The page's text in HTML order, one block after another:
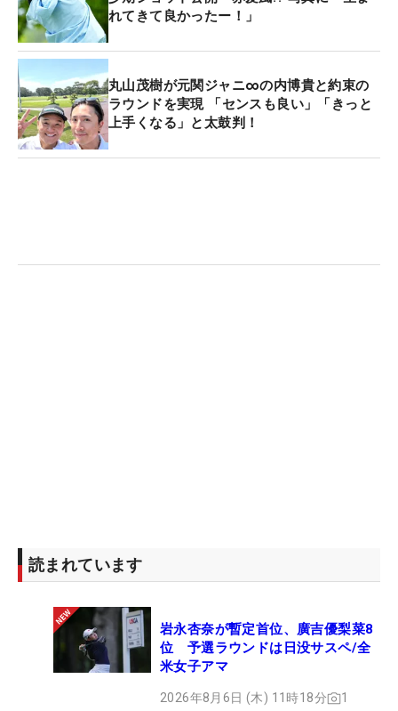
れてきて良かったー！」
丸山茂樹が元関ジャニ∞の内博貴と約束の
ラウンドを実現 「センスも良い」「きっと
上手くなる」と太鼓判！
読まれています
岩永杏奈が暫定首位、廣吉優梨菜8
位 予選ラウンドは日没サスペ/全
米女子アマ
2026年8月6日 (木) 11時18分 1